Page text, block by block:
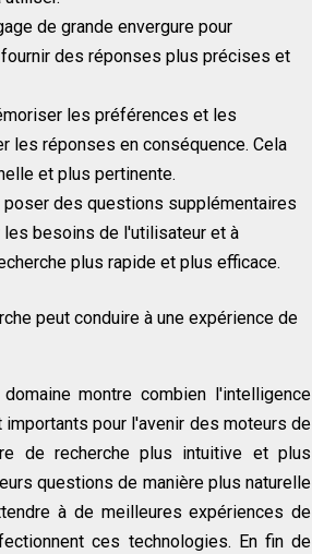
de grande envergure pour
des réponses plus précises et
les préférences et les
les réponses en conséquence. Cela
et plus pertinente.
poser des questions supplémentaires
les besoins de l'utilisateur et à
plus rapide et plus efficace.
peut conduire à une expérience de
montre combien l'intelligence
pour l'avenir des moteurs de
de recherche plus intuitive et plus
questions de manière plus naturelle
à de meilleures expériences de
ces technologies. En fin de